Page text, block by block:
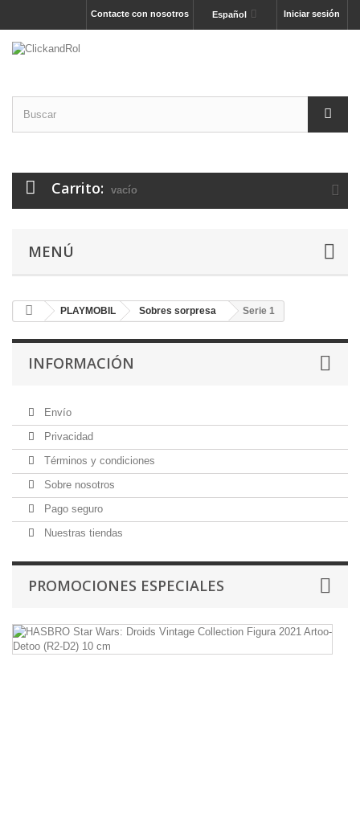
Iniciar sesión
Español
Contacte con nosotros
Carrito: vacío
MENÚ
PLAYMOBIL Sobres sorpresa Serie 1
INFORMACIÓN
Envío
Privacidad
Términos y condiciones
Sobre nosotros
Pago seguro
Nuestras tiendas
PROMOCIONES ESPECIALES